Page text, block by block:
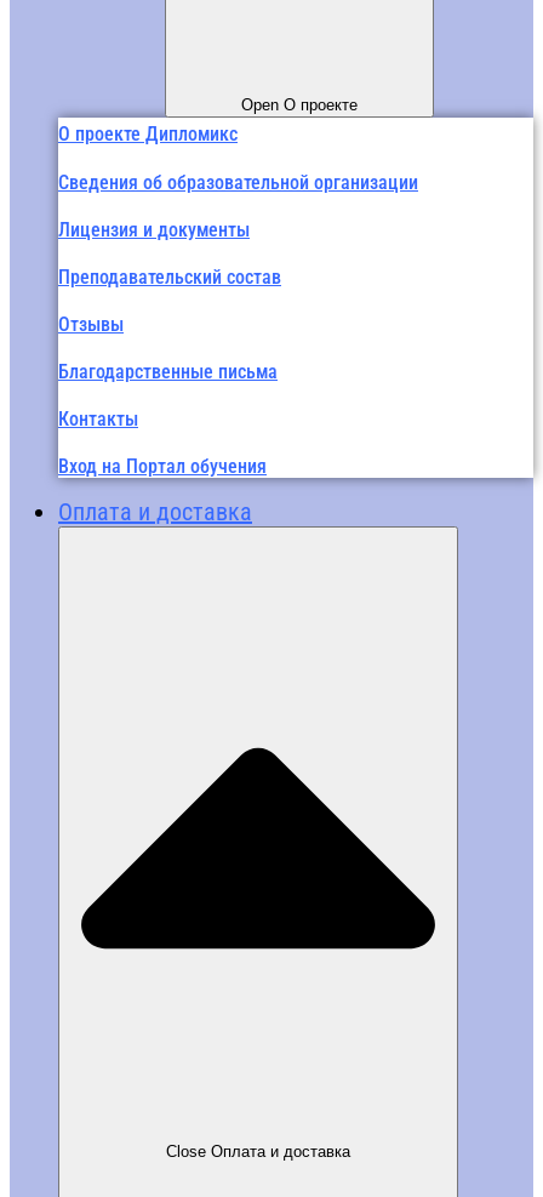
Open О проекте
О проекте Дипломикс
Сведения об образовательной организации
Лицензия и документы
Преподавательский состав
Отзывы
Благодарственные письма
Контакты
Вход на Портал обучения
Оплата и доставка
Close Оплата и доставка